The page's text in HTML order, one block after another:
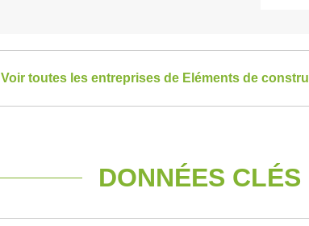
Voir toutes les entreprises de Eléments de
DONNÉES CLÉS